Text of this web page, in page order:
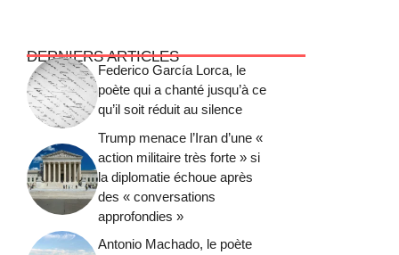
DERNIERS ARTICLES
Federico García Lorca, le
poète qui a chanté jusqu’à ce
qu’il soit réduit au silence
Trump menace l’Iran d’une «
action militaire très forte » si
la diplomatie échoue après
des « conversations
approfondies »
Antonio Machado, le poète